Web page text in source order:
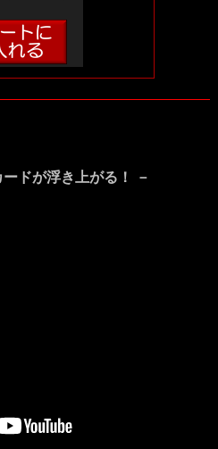
ドが浮き上がる！ －